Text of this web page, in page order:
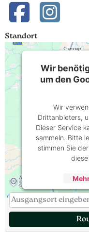
Standort
Wir
um den
Wir
Drittanbieters,
Dieser Service
sammeln. Bitte
stimmen Sie
Powered